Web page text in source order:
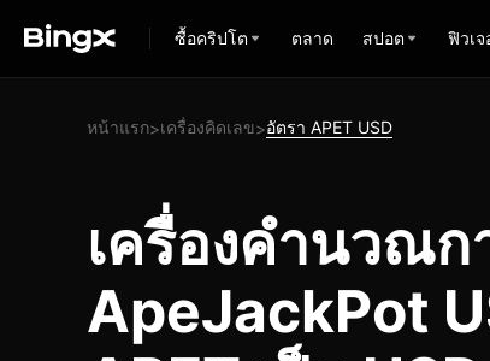
ซื้อคริปโต ตลาด สปอต ฟิวเจ
หน้าแรก>เครื่องคิดเลข>อัตรา APET USD
เครื่องคำนวณก
ApeJackPot